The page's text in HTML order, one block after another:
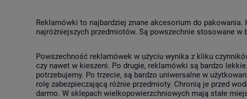
Reklamówki to najbardziej znane akcesorium do
najróżniejszych przedmiotów. Są powszechnie stosowane w
Powszechność reklamówek w użyciu wynika z kliku
czy nawet w kieszeni. Po drugie, reklamówki są bardzo
potrzebujemy. Po trzecie, są bardzo uniwersalne w
rolę zabezpieczającą różnie przedmioty. Chronią je przed
darmo. W sklepach wielkopowierzchniowych mają stałe